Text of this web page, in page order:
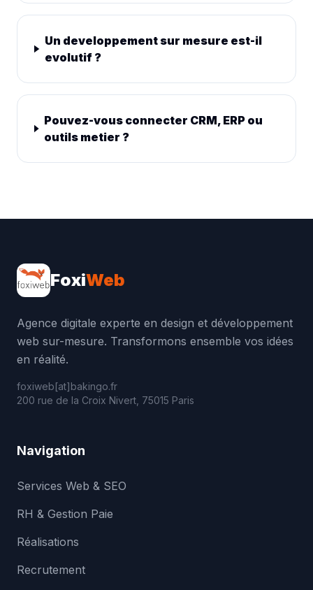
Un developpement sur mesure est-il
evolutif ?
Pouvez-vous connecter CRM, ERP ou
outils metier ?
FoxiWeb
Agence digitale experte en design et développement
web sur-mesure. Transformons ensemble vos idées
en réalité.
foxiweb[at]bakingo.fr
200 rue de la Croix Nivert, 75015 Paris
Navigation
Services Web & SEO
RH & Gestion Paie
Réalisations
Recrutement